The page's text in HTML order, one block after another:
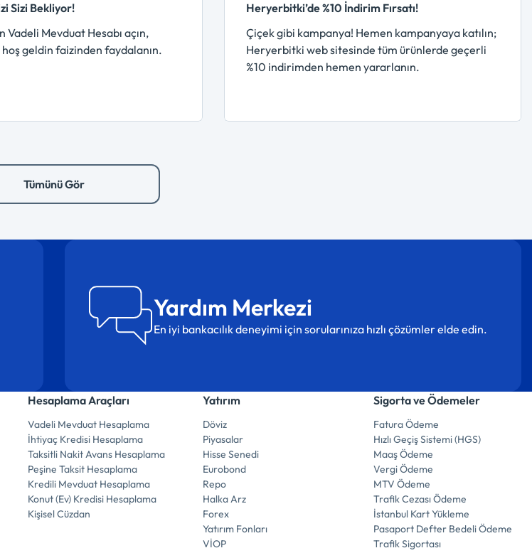
Sizi Bekliyor!
Vadeli Mevduat Hesabı açın,
hoş geldin faizinden faydalanın.
Heryerbitki’de %10 İndirim Fırsatı!
Çiçek gibi kampanya! Hemen kampanyaya katılın;
Heryerbitki web sitesinde tüm ürünlerde geçerli
%10 indirimden hemen yararlanın.
Tümünü Gör
Yardım Merkezi
En iyi bankacılık deneyimi için sorularınıza hızlı çözümler elde edin.
Hesaplama Araçları
Vadeli Mevduat Hesaplama
İhtiyaç Kredisi Hesaplama
Taksitli Nakit Avans Hesaplama
Peşine Taksit Hesaplama
Kredili Mevduat Hesaplama
Konut (Ev) Kredisi Hesaplama
Kişisel Cüzdan
Yatırım
Döviz
Piyasalar
Hisse Senedi
Eurobond
Repo
Halka Arz
Forex
Yatırım Fonları
VİOP
Sigorta ve Ödemeler
Fatura Ödeme
Hızlı Geçiş Sistemi (HGS)
Maaş Ödeme
Vergi Ödeme
MTV Ödeme
Trafik Cezası Ödeme
İstanbul Kart Yükleme
Pasaport Defter Bedeli Ödeme
Trafik Sigortası